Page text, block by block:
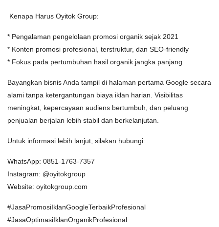
Kenapa Harus Oyitok Group:
* Pengalaman pengelolaan promosi organik sejak 2021
* Konten promosi profesional, terstruktur, dan SEO-friendly
* Fokus pada pertumbuhan hasil organik jangka panjang
Bayangkan bisnis Anda tampil di halaman pertama Google secara
alami tanpa ketergantungan biaya iklan harian. Visibilitas
meningkat, kepercayaan audiens bertumbuh, dan peluang
penjualan berjalan lebih stabil dan berkelanjutan.
Untuk informasi lebih lanjut, silakan hubungi:
WhatsApp: 0851-1763-7357
Instagram: @oyitokgroup
Website: oyitokgroup.com
#JasaPromosiIklanGoogleTerbaikProfesional
#JasaOptimasiIklanOrganikProfesional